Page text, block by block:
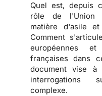
Quel est, depuis
rôle de l'Union
matière d'asile
Comment
européennes
françaises dans
document vise à
complexe.